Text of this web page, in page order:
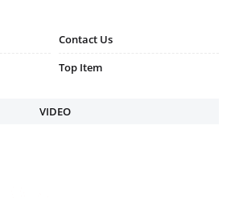
Contact Us
Top Item
VIDEO